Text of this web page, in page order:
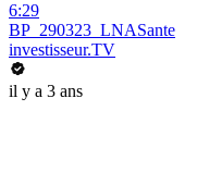
6:29
BP_290323_LNASante
investisseur.TV
il y a 3 ans